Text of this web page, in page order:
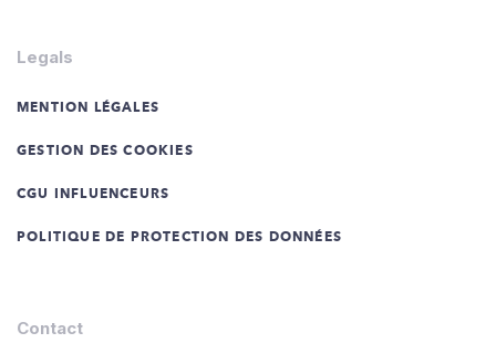
Legals
MENTION LÉGALES
GESTION DES COOKIES
CGU INFLUENCEURS
POLITIQUE DE PROTECTION DES DONNÉES
Contact